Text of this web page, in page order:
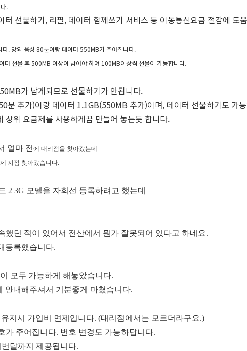
.
선물하기, 리필, 데이터 함께쓰기 서비스 등 이동통신요금 절감에 도
다. 망외 음성 80분이랑 데이터 550MB가 주어집니다.
터 선물 후 500MB 이상이 남아야 하며 100MB이상씩 선물이 가능합니다.
가 남게되므로 선물하기가 안됩니다.
분 추가)이랑 데이터 1.1GB(550MB 추가)이며, 데이터 선물하기도 가
상위 요금제를 사용하게끔 만들어 놓는듯 합니다.
얼마 전 에 대리점을 찾아갔는데
지점 찾아갔습니다.
2 3G 모델을 자회선 등록하려고 했는데
했던 적이 있어서 전산에서 뭔가 잘못되어 있다고 하네요.
등록했습니다.
모두 가능하게 해놓았습니다.
안내해주셔서 기분좋게 마쳤습니다.
지시 가입비 면제입니다. (대리점에서는 모르더라구요.)
가 주어집니다. 번호 변경도 가능하답니다.
달까지 제공됩니다.